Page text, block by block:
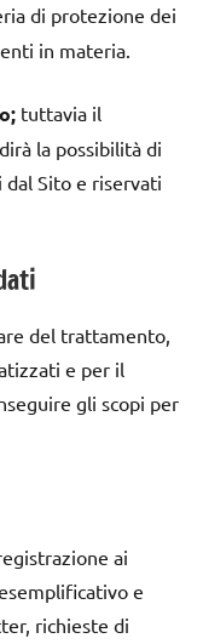
di protezione dei
in materia.
tuttavia il
la possibilità di
Sito e riservati
del trattamento,
e per il
gli scopi per
ai
e
richieste di